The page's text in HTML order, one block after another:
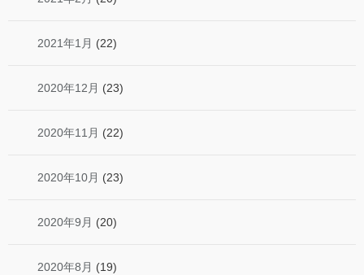
2021年1月 (22)
2020年12月 (23)
2020年11月 (22)
2020年10月 (23)
2020年9月 (20)
2020年8月 (19)